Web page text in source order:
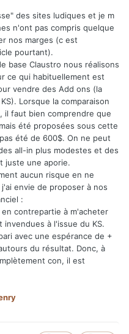
des sites ludiques et je m
n'ont pas compris quelque
nos marges (c est
pourtant).
base Claustro nous réalisons
ce qui habituellement est
vendre des Add ons (la
Lorsque la comparaison
il faut bien comprendre que
été proposées sous cette
été de 600$. On ne peut
all-in plus modestes et des
juste une aporie.
aucun risque en ne
envie de proposer à nos
:
contrepartie à m'acheter
à l'issue du KS.
avec une espérance de +
du résultat. Donc, à
con, il est